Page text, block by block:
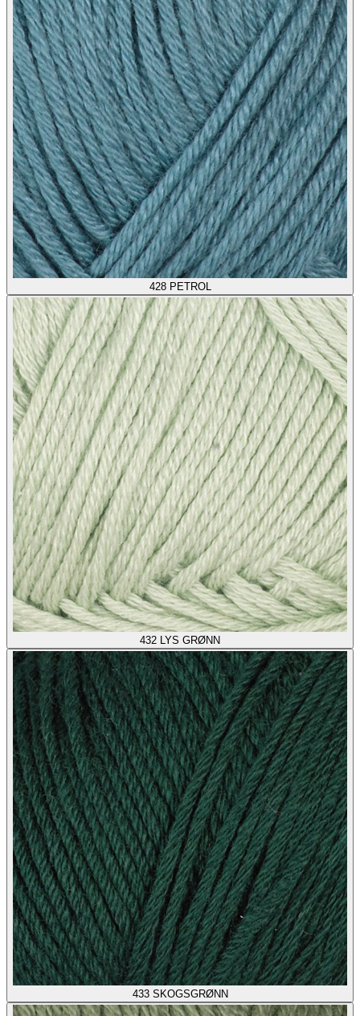
428 PETROL
432 LYS GRØNN
433 SKOGSGRØNN